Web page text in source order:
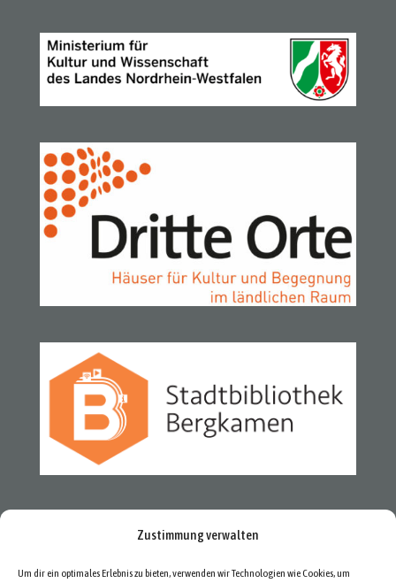
Zustimmung verwalten
Um dir ein optimales Erlebnis zu bieten, verwenden wir Technologien wie Cookies, um